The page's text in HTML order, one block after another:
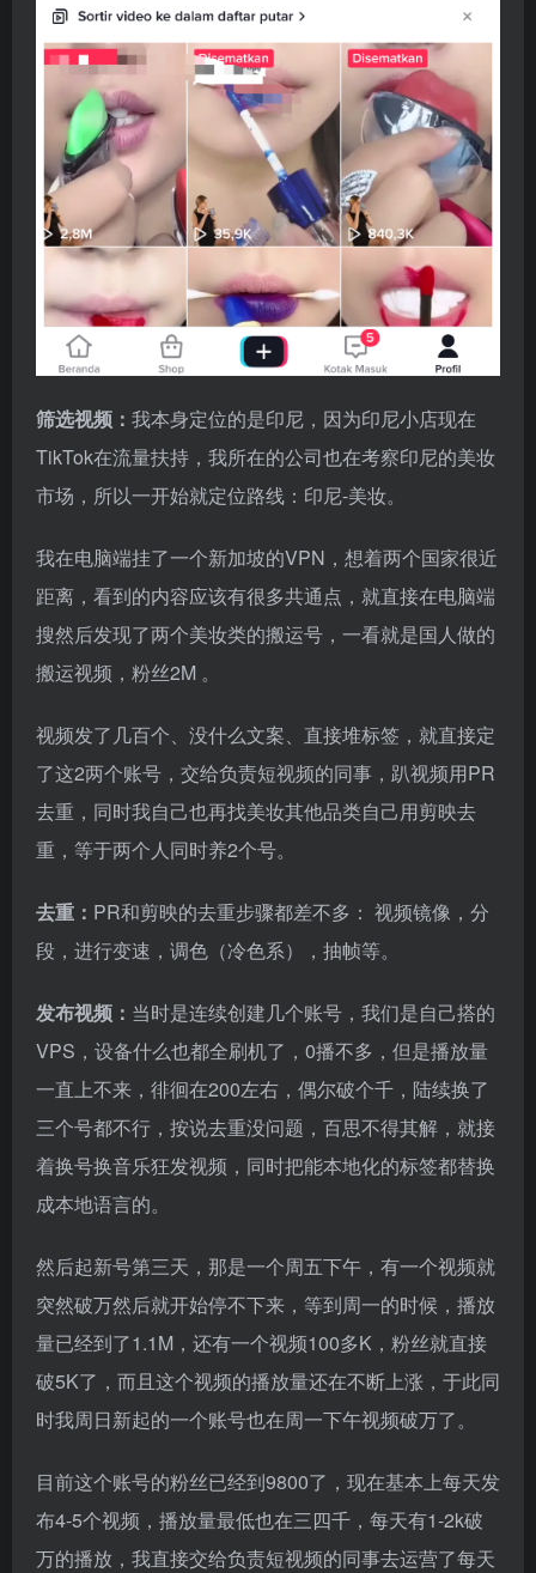
筛选视频： 我本身定位的是印尼，因为印尼小店现在
TikTok在流量扶持，我所在的公司也在考察印尼的美妆
市场，所以一开始就定位路线：印尼-美妆。
我在电脑端挂了一个新加坡的VPN，想着两个国家很近
距离，看到的内容应该有很多共通点，就直接在电脑端
搜然后发现了两个美妆类的搬运号，一看就是国人做的
搬运视频，粉丝2M 。
视频发了几百个、没什么文案、直接堆标签，就直接定
了这2两个账号，交给负责短视频的同事，趴视频用PR
去重，同时我自己也再找美妆其他品类自己用剪映去
重，等于两个人同时养2个号。
去重： PR和剪映的去重步骤都差不多： 视频镜像，分
段，进行变速，调色（冷色系），抽帧等。
发布视频： 当时是连续创建几个账号，我们是自己搭的
VPS，设备什么也都全刷机了，0播不多，但是播放量
一直上不来，徘徊在200左右，偶尔破个千，陆续换了
三个号都不行，按说去重没问题，百思不得其解，就接
着换号换音乐狂发视频，同时把能本地化的标签都替换
成本地语言的。
然后起新号第三天，那是一个周五下午，有一个视频就
突然破万然后就开始停不下来，等到周一的时候，播放
量已经到了1.1M，还有一个视频100多K，粉丝就直接
破5K了，而且这个视频的播放量还在不断上涨，于此同
时我周日新起的一个账号也在周一下午视频破万了。
目前这个账号的粉丝已经到9800了，现在基本上每天发
布4-5个视频，播放量最低也在三四千，每天有1-2k破
万的播放，我直接交给负责短视频的同事去运营了每天